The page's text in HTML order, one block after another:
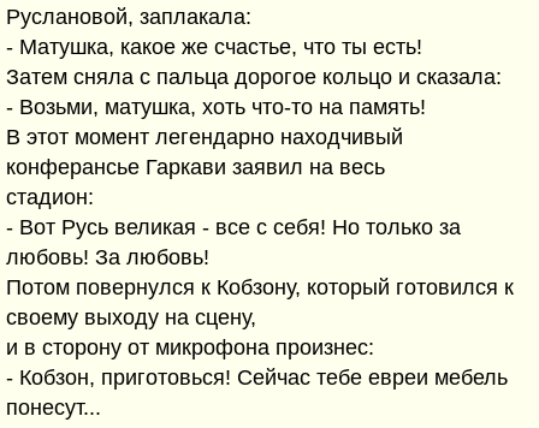
Руслановой, заплакала:
- Матушка, какое же счастье, что ты есть!
Затем сняла с пальца дорогое кольцо и сказала:
- Возьми, матушка, хоть что-то на память!
В этот момент легендарно находчивый
конферансье Гаркави заявил на весь
стадион:
- Вот Русь великая - все с себя! Но только за
любовь! За любовь!
Потом повернулся к Кобзону, который готовился к
своему выходу на сцену,
и в сторону от микрофона произнес:
- Кобзон, приготовься! Сейчас тебе евреи мебель
понесут...